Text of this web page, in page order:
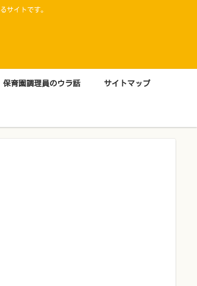
サイトです。
保育園調理員のウラ話 サイトマップ